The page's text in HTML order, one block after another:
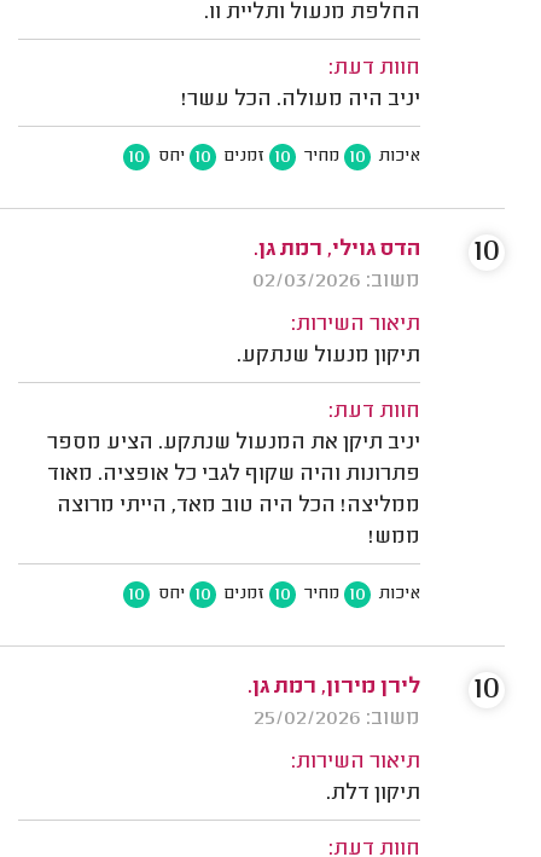
החלפת מנעול ותליית וו.
חוות דעת:
יניב היה מעולה. הכל עשר!
איכות 10 מחיר 10 זמנים 10 יחס 10
הדס גוילי, רמת גן.
משוב: 02/03/2026
תיאור השירות:
תיקון מנעול שנתקע.
חוות דעת:
יניב תיקן את המנעול שנתקע. הציע מספר
פתרונות והיה שקוף לגבי כל אופציה. מאוד
ממליצה! הכל היה טוב מאד, הייתי מרוצה
ממש!
איכות 10 מחיר 10 זמנים 10 יחס 10
10
לירן מירון, רמת גן.
משוב: 25/02/2026
תיאור השירות:
תיקון דלת.
חוות דעת:
10